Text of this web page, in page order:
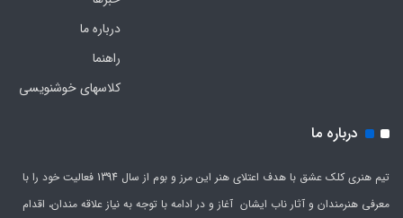
درباره ما
راهنما
کلاسهای خوشنویسی
درباره ما
تیم هنری کلک عشق با هدف اعتلای هنر این مرز و بوم از سال 1394 فعالیت خود را با
معرفی هنرمندان و آثار ناب ایشان آغاز و در ادامه با توجه به نیاز علاقه مندان، اقدام